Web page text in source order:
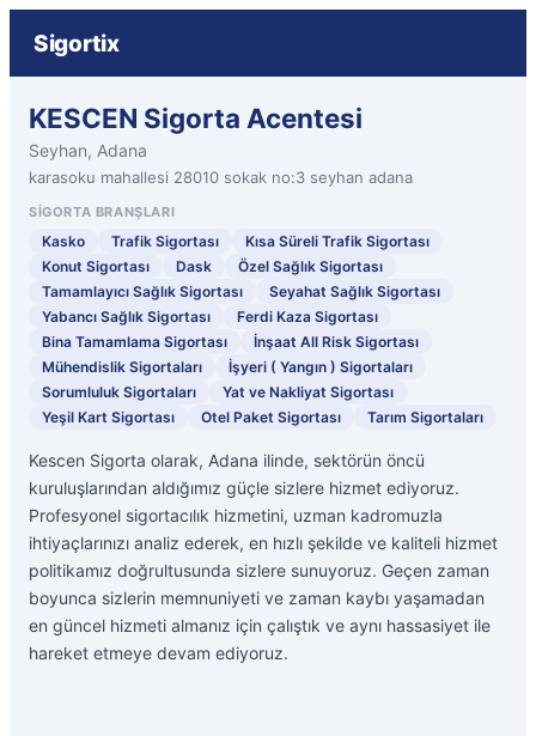
Sigortix
KESCEN Sigorta Acentesi
Seyhan, Adana
karasoku mahallesi 28010 sokak no:3 seyhan adana
SIGORTA BRANŞLARI
Kasko Trafik Sigortası
Kısa Süreli Trafik Sigortası
Konut Sigortası
Dask
Özel Sağlık Sigortası
Tamamlayıcı Sağlık Sigortası
Seyahat Sağlık Sigortası
Yabancı Sağlık Sigortası
Ferdi Kaza Sigortası
Bina Tamamlama Sigortası
İnşaat All Risk Sigortası
Mühendislik Sigortaları
İşyeri ( Yangın ) Sigortaları
Sorumluluk Sigortaları
Yat ve Nakliyat Sigortası
Yeşil Kart Sigortası
Otel Paket Sigortası Tarım Sigortaları
Kescen Sigorta olarak, Adana ilinde, sektörün öncü
kuruluşlarından aldığımız güçle sizlere hizmet ediyoruz.
Profesyonel sigortacılık hizmetini, uzman kadromuzla
ihtiyaçlarınızı analiz ederek, en hızlı şekilde ve kaliteli hizmet
politikamız doğrultusunda sizlere sunuyoruz. Geçen zaman
boyunca sizlerin memnuniyeti ve zaman kaybı yaşamadan
en güncel hizmeti almanız için çalıştık ve aynı hassasiyet ile
hareket etmeye devam ediyoruz.